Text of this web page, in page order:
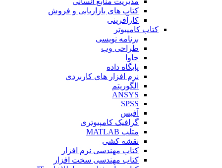
کتاب های بازاریابی و فروش
کارآفرینی
کتاب کامپیوتر
برنامه نویسی
طراحی وب
جاوا
پایگاه داده
نرم افزار های کاربردی
الگوریتم
ANSYS
SPSS
آفیس
گرافیک کامپیوتری
متلب MATLAB
نقشه کشی
کتاب مهندسی نرم افزار
کتاب مهندسی سخت افزار